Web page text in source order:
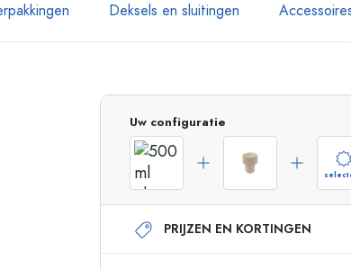
Deksels en sluitingen
Glazen flessen 750 ml
Glazen flessen 1000 ml
Uw configuratie
PRIJZEN EN KORTINGEN